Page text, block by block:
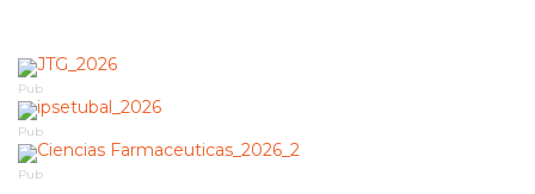
Pub
Pub
Pub